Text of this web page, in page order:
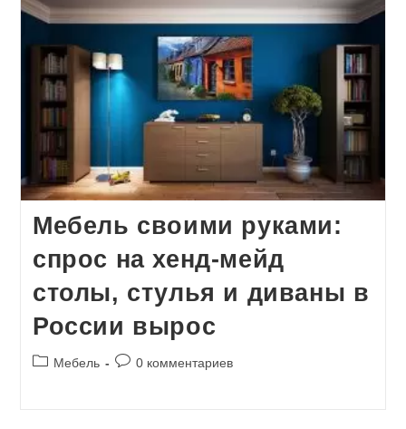
Мебель своими руками:
спрос на хенд-мейд
столы, стулья и диваны в
России вырос
Рубрика
Мебель
Комментарии
0 комментариев